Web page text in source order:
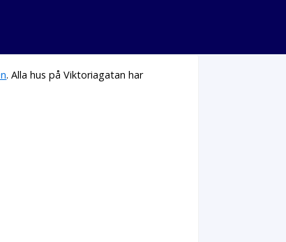
. Alla hus på Viktoriagatan har